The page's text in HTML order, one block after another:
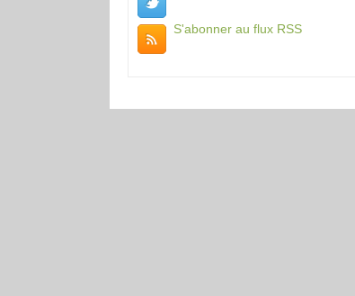
S'abonner au flux RSS